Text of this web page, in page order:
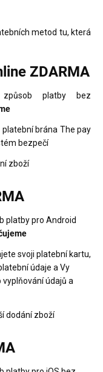
metod tu, která
ZDARMA
způsob platby bez
brána The pay
bezpečí
zboží
platby pro Android
svoji platební kartu,
údaje a Vy
údajů a
dodání zboží